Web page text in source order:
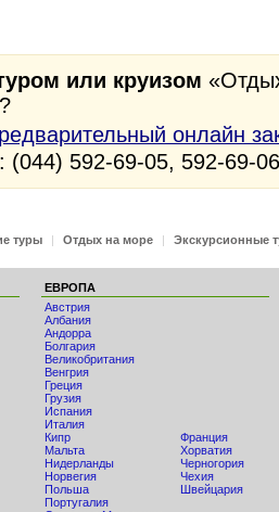
или круизом
онлайн
(044) 592-69-05, 592-69-06
туры | Отдых на море | Экскурсионные
ЕВРОПА
Австрия
Албания
Андорра
Болгария
Великобритания
Венгрия
Греция
Грузия
Испания
Италия
Кипр
Мальта
Нидерланды
Норвегия
Польша
Португалия
Франция
Хорватия
Черногория
Чехия
Швейцария